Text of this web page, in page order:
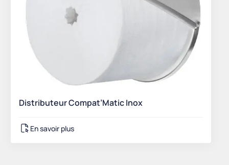
Distributeur Compat’Matic Inox
En savoir plus